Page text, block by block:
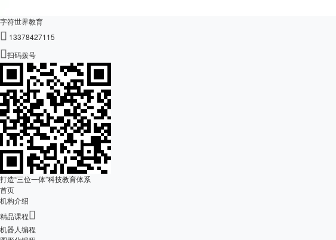
字符世界教育
 13378427115
扫码拨号
打造“三位一体”科技教育体系
首页
机构介绍
精品课程
机器人编程